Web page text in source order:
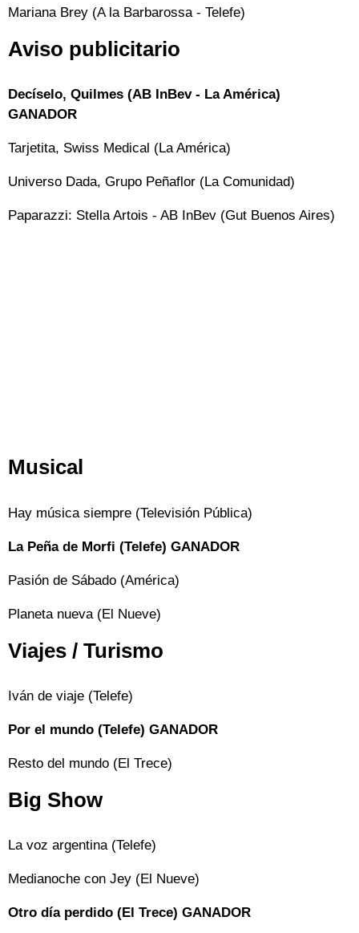
Mariana Brey (A la Barbarossa - Telefe)
Aviso publicitario
Decíselo, Quilmes (AB InBev - La América)
GANADOR
Tarjetita, Swiss Medical (La América)
Universo Dada, Grupo Peñaflor (La Comunidad)
Paparazzi: Stella Artois - AB InBev (Gut Buenos Aires)
Musical
Hay música siempre (Televisión Pública)
La Peña de Morfi (Telefe) GANADOR
Pasión de Sábado (América)
Planeta nueva (El Nueve)
Viajes / Turismo
Iván de viaje (Telefe)
Por el mundo (Telefe) GANADOR
Resto del mundo (El Trece)
Big Show
La voz argentina (Telefe)
Medianoche con Jey (El Nueve)
Otro día perdido (El Trece) GANADOR